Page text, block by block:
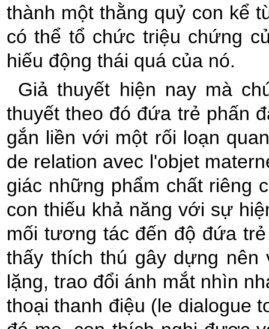
thành một thằng quỷ con kể
có thể tổ chức triệu chứng
hiếu động thái quá của nó.
Giả thuyết hiện nay mà
thuyết theo đó đứa trẻ phấn
gắn liền với một rối loạn
de relation avec l'objet
giác những phẩm chất riêng
con thiếu khả năng với sự
mối tương tác đến độ đứa
thấy thích thú gây dựng
lặng, trao đổi ánh mắt nhìn
thoại thanh điệu (le dialogue